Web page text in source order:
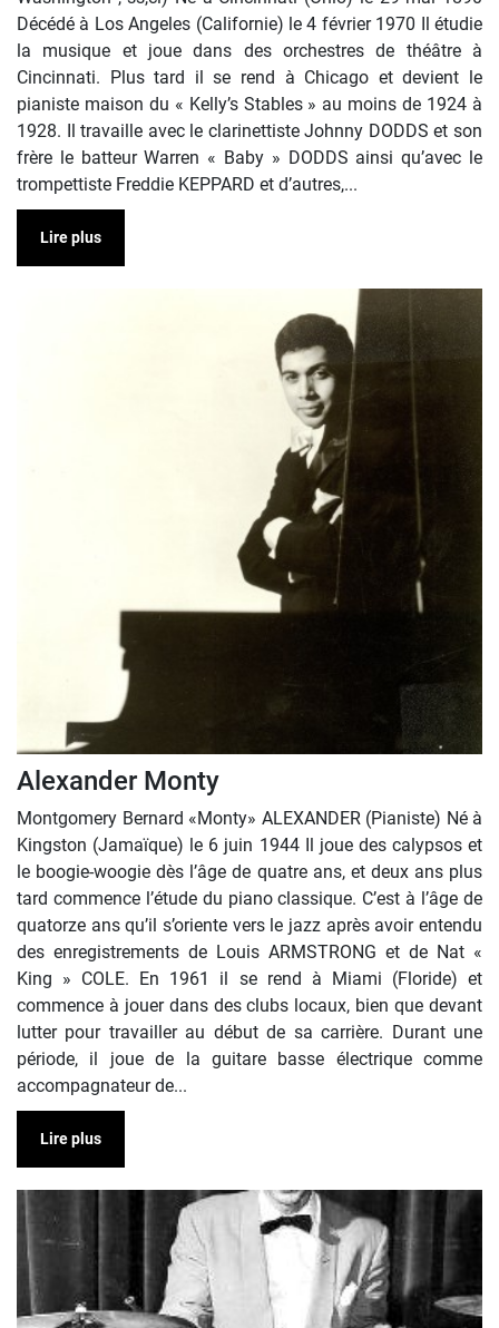
Décédé à Los Angeles (Californie) le 4 février 1970 Il étudie
la musique et joue dans des orchestres de théâtre à
Cincinnati. Plus tard il se rend à Chicago et devient le
pianiste maison du « Kelly’s Stables » au moins de 1924 à
1928. Il travaille avec le clarinettiste Johnny DODDS et son
frère le batteur Warren « Baby » DODDS ainsi qu’avec le
trompettiste Freddie KEPPARD et d’autres,...
Lire plus
Alexander Monty
Montgomery Bernard «Monty» ALEXANDER (Pianiste) Né à
Kingston (Jamaïque) le 6 juin 1944 Il joue des calypsos et
le boogie-woogie dès l’âge de quatre ans, et deux ans plus
tard commence l’étude du piano classique. C’est à l’âge de
quatorze ans qu’il s’oriente vers le jazz après avoir entendu
des enregistrements de Louis ARMSTRONG et de Nat «
King » COLE. En 1961 il se rend à Miami (Floride) et
commence à jouer dans des clubs locaux, bien que devant
lutter pour travailler au début de sa carrière. Durant une
période, il joue de la guitare basse électrique comme
accompagnateur de...
Lire plus